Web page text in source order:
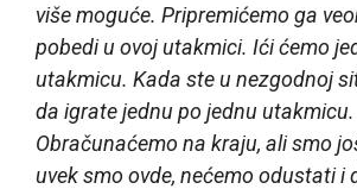
više moguće. Pripremićemo ga
pobedi u ovoj utakmici. Ići ćemo
utakmicu. Kada ste u nezgodnoj
da igrate jednu po jednu utakmicu.
Obračunaćemo na kraju, ali smo
uvek smo ovde, nećemo odustati i